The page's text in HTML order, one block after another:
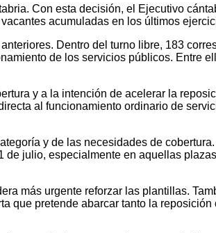
Con esta decisión, el Ejecutivo
acumuladas en los últimos
Dentro del turno libre, 183
de los servicios públicos. Entre
y a la intención de acelerar la
al funcionamiento ordinario de
y de las necesidades de
de julio, especialmente en aquellas
más urgente reforzar las plantillas.
que pretende abarcar tanto la reposición